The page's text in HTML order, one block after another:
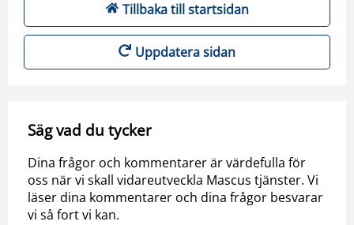
Tillbaka till startsidan
Uppdatera sidan
Säg vad du tycker
Dina frågor och kommentarer är värdefulla för
oss när vi skall vidareutveckla Mascus tjänster. Vi
läser dina kommentarer och dina frågor besvarar
vi så fort vi kan.